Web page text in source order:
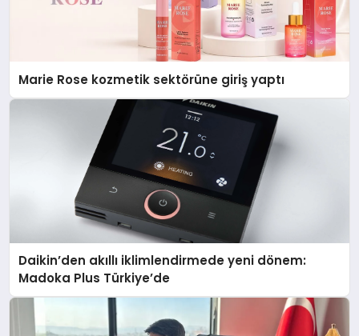
Marie Rose kozmetik sektörüne giriş yaptı
Daikin’den akıllı iklimlendirmede yeni dönem:
Madoka Plus Türkiye’de